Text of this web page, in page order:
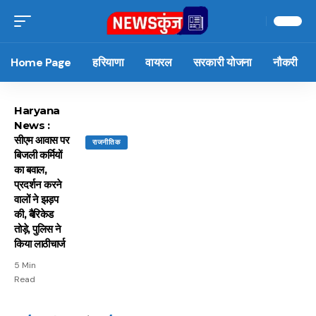
Home Page हरियाणा वायरल सरकारी योजना नौकरी
राजनीतिक
Haryana
News :
सीएम आवास पर
बिजली कर्मियों
का बवाल,
प्रदर्शन करने
वालों ने झड़प
की, बैरिकेड
तोड़े, पुलिस ने
किया लाठीचार्ज
5 Min
Read
15 नवंबर से लागू होंगे